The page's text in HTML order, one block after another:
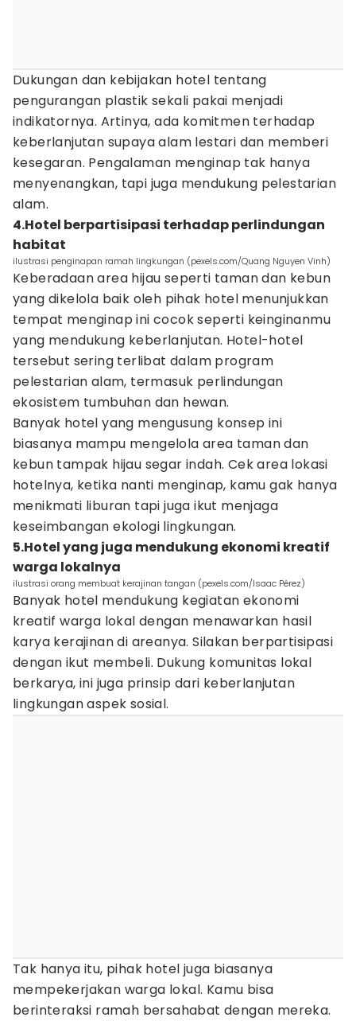
Dukungan dan kebijakan hotel tentang
pengurangan plastik sekali pakai menjadi
indikatornya. Artinya, ada komitmen terhadap
keberlanjutan supaya alam lestari dan memberi
kesegaran. Pengalaman menginap tak hanya
menyenangkan, tapi juga mendukung pelestarian
alam.
4.Hotel berpartisipasi terhadap perlindungan
habitat
ilustrasi penginapan ramah lingkungan (pexels.com/Quang Nguyen Vinh)
Keberadaan area hijau seperti taman dan kebun
yang dikelola baik oleh pihak hotel menunjukkan
tempat menginap ini cocok seperti keinginanmu
yang mendukung keberlanjutan. Hotel-hotel
tersebut sering terlibat dalam program
pelestarian alam, termasuk perlindungan
ekosistem tumbuhan dan hewan.
Banyak hotel yang mengusung konsep ini
biasanya mampu mengelola area taman dan
kebun tampak hijau segar indah. Cek area lokasi
hotelnya, ketika nanti menginap, kamu gak hanya
menikmati liburan tapi juga ikut menjaga
keseimbangan ekologi lingkungan.
5.Hotel yang juga mendukung ekonomi kreatif
warga lokalnya
ilustrasi orang membuat kerajinan tangan (pexels.com/Isaac Pérez)
Banyak hotel mendukung kegiatan ekonomi
kreatif warga lokal dengan menawarkan hasil
karya kerajinan di areanya. Silakan berpartisipasi
dengan ikut membeli. Dukung komunitas lokal
berkarya, ini juga prinsip dari keberlanjutan
lingkungan aspek sosial.
Tak hanya itu, pihak hotel juga biasanya
mempekerjakan warga lokal. Kamu bisa
berinteraksi ramah bersahabat dengan mereka.